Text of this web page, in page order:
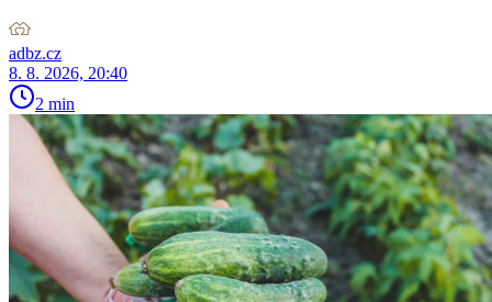
adbz.cz
8. 8. 2026, 20:40
2 min